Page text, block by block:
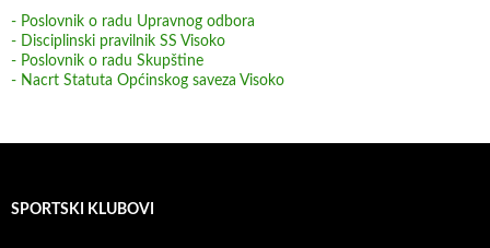
- Poslovnik o radu Upravnog odbora
- Disciplinski pravilnik SS Visoko
- Poslovnik o radu Skupštine
- Nacrt Statuta Općinskog saveza Visoko
SPORTSKI KLUBOVI